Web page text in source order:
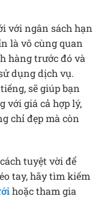
với ngân sách hạn
là vô cùng quan
hàng trước đó và
dụng dịch vụ.
sẽ giúp bạn
với giá cả hợp lý,
chỉ đẹp mà còn
tuyệt vời để
tay, hãy tìm kiếm
hoặc tham gia